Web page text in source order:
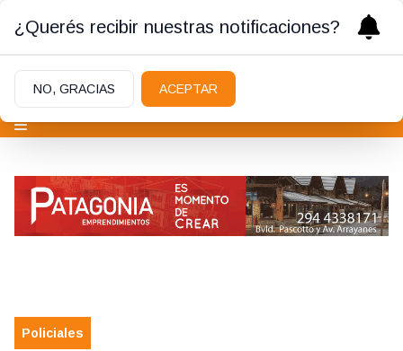
Policiales
¿Querés recibir nuestras notificaciones?
NO, GRACIAS ACEPTAR